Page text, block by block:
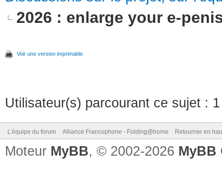
2026 : enlarge your e-
Voir une version imprimable
Utilisateur(s) parcourant ce sujet :
L’équipe du forum Alliance Francophone - Folding@home Retourner en
Moteur MyBB, © 2002-2026 MyBB